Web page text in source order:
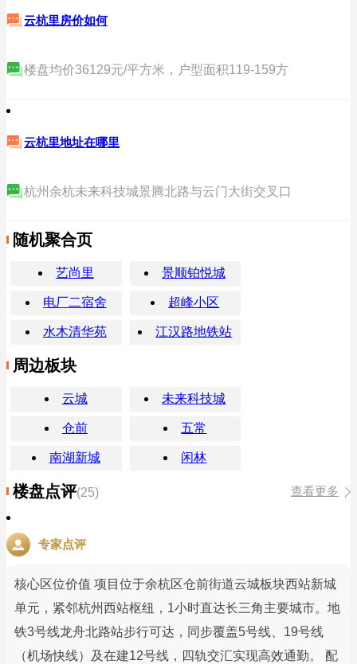
云杭里房价如何
楼盘均价36129元/平方米，户型面积119-159方
云杭里地址在哪里
杭州余杭未来科技城景腾北路与云门大街交叉口
随机聚合页
艺尚里 景顺铂悦城
电厂二宿舍 超峰小区
水木清华苑 江汉路地铁站
周边板块
云城 未来科技城
仓前 五常
南湖新城 闲林
楼盘点评(25) 查看更多
专家点评
核心区位价值 项目位于余杭区仓前街道云城板块西站新城
单元，紧邻杭州西站枢纽，1小时直达长三角主要城市。地
铁3号线龙舟北路站步行可达，同步覆盖5号线、19号线
（机场快线）及在建12号线，四轨交汇实现高效通勤。 配